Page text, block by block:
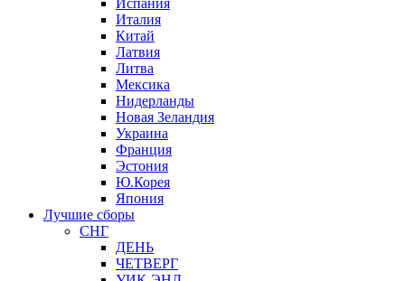
Испания
Италия
Китай
Латвия
Литва
Мексика
Нидерланды
Новая Зеландия
Украина
Франция
Эстония
Ю.Корея
Япония
Лучшие сборы
СНГ
ДЕНЬ
ЧЕТВЕРГ